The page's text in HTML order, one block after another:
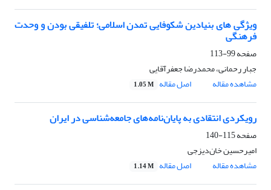
ویژگی های بنیادین شکوفایی تمدن اسلامی؛ تلفیقی بودن و وحدت
فرهنگی
صفحه99-113
جبار رحمانی، محمدرضا جعفرآقایی
مشاهده مقاله
اصل مقاله 1.05 M
رویکردی انتقادی به پایان‌نامه‌های جامعه‌شناسی در ایران
صفحه115-140
امیرحسین خان‌دیزجی
مشاهده مقاله
اصل مقاله 1.14 M